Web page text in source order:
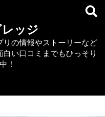
ッジ
リの情報やストーリーなど
い口コミまでもひっそり
！